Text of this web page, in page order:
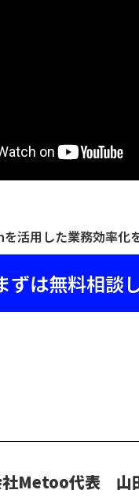
活用した業務効率化
ずは無料相談
社Metoo代表 山